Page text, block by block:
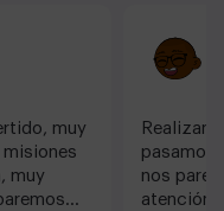
muy
muy
pasamos
nos
atención